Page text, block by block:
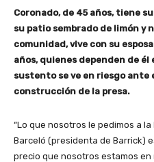
Coronado, de 45 años, tiene
su patio sembrado de limón y
comunidad, vive con su
años, quienes dependen de
sustento se ve en riesgo ante
construcción de la presa.
“Lo que nosotros le pedimos a
Barceló (presidenta de Barrick)
precio que nosotros estamos